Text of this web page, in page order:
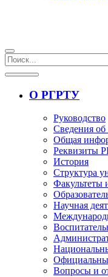
О РГРТУ
Руководство
Сведения об
Общая
Реквизиты
История
Структура
Факультеты
Научная
Вопросы и